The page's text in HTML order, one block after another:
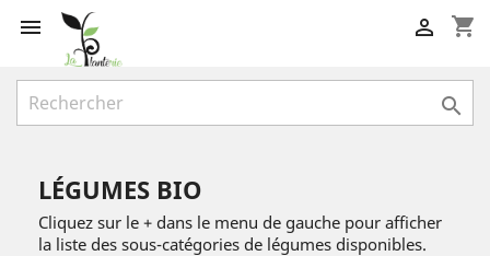
 shopping_cart


LÉGUMES BIO
Cliquez sur le + dans le menu de gauche pour afficher
la liste des sous-catégories de légumes disponibles.